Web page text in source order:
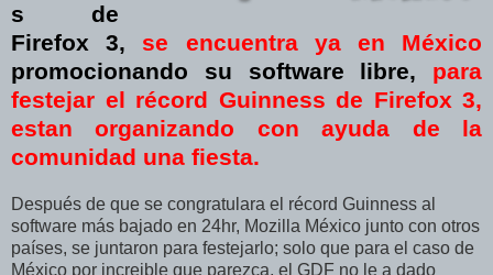
s de
Firefox 3, se encuentra ya en México
promocionando su software libre, para
festejar el récord Guinness de Firefox 3,
estan organizando con ayuda de la
comunidad una fiesta.
Después de que se congratulara el récord Guinness al
software más bajado en 24hr, Mozilla México junto con otros
países, se juntaron para festejarlo; solo que para el caso de
México por increible que parezca, el GDF no le a dado